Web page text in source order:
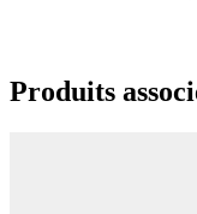
Produits